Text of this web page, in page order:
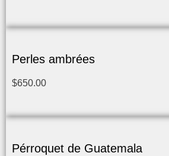
Perles ambrées
$650.00
Pérroquet de Guatemala